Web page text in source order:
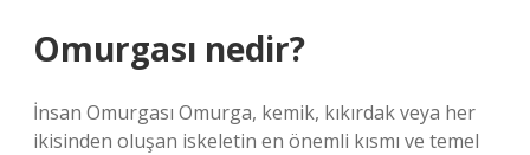
Omurgası nedir?
İnsan Omurgası Omurga, kemik, kıkırdak veya her
ikisinden oluşan iskeletin en önemli kısmı ve temel